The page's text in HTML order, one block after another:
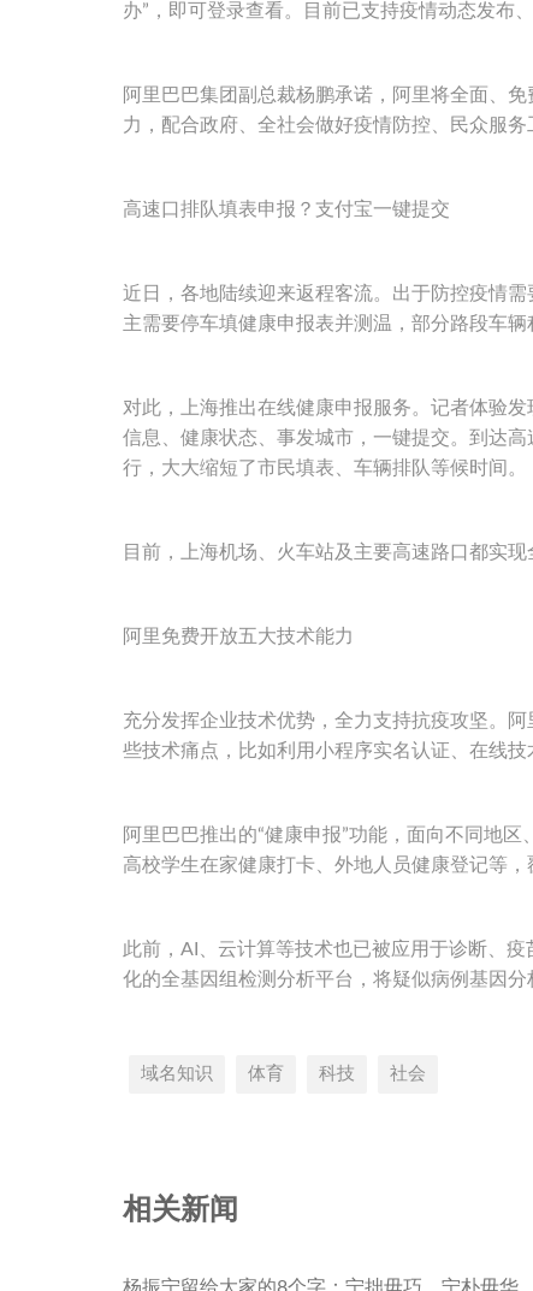
办”，即可登录查看。目前已支持疫情动态发布
阿里巴巴集团副总裁杨鹏承诺，阿里将全面、
力，配合政府、全社会做好疫情防控、民众服务
高速口排队填表申报？支付宝一键提交
近日，各地陆续迎来返程客流。出于防控疫情
主需要停车填健康申报表并测温，部分路段车辆
对此，上海推出在线健康申报服务。记者体验发
信息、健康状态、事发城市，一键提交。到达
行，大大缩短了市民填表、车辆排队等候时间。
目前，上海机场、火车站及主要高速路口都实
阿里免费开放五大技术能力
充分发挥企业技术优势，全力支持抗疫攻坚。
些技术痛点，比如利用小程序实名认证、在线技
阿里巴巴推出的“健康申报”功能，面向不同地
高校学生在家健康打卡、外地人员健康登记等
此前，AI、云计算等技术也已被应用于诊断、
化的全基因组检测分析平台，将疑似病例基因
域名知识 体育 科技 社会
相关新闻